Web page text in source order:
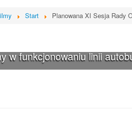
w funkcjonowaniu linii
Start Planowana XI Sesja Rady